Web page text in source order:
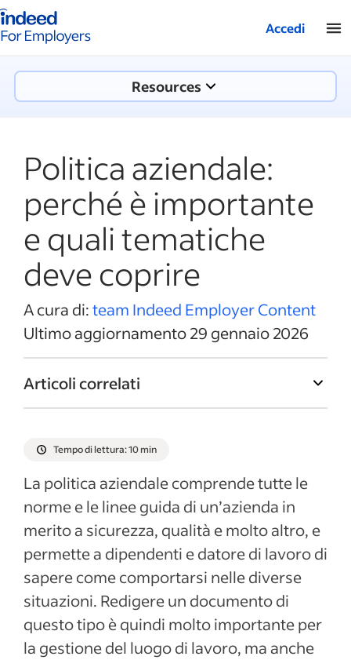
iniziale di Indeed aziende
Accedi
Resources
Politica aziendale:
perché è importante
e quali tematiche
deve coprire
A cura di:team Indeed Employer Content
Ultimo aggiornamento 29 gennaio 2026
Articoli correlati
Tempo di lettura: 10 min
La politica aziendale comprende tutte le
norme e le linee guida di un’azienda in
merito a sicurezza, qualità e molto altro, e
permette a dipendenti e datore di lavoro di
sapere come comportarsi nelle diverse
situazioni. Redigere un documento di
questo tipo è quindi molto importante per
la gestione del luogo di lavoro, ma anche